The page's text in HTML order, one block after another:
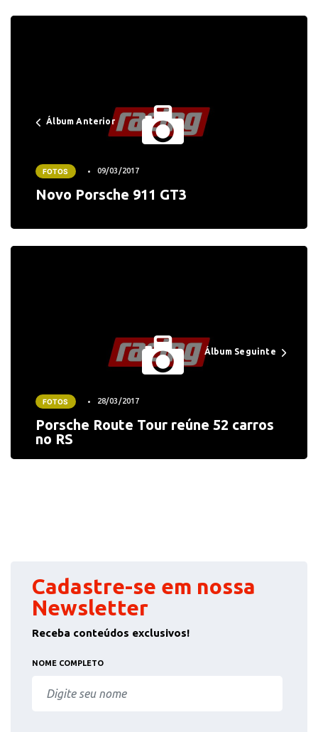
Álbum Anterior
FOTOS 09/03/2017
Novo Porsche 911 GT3
Álbum Seguinte
FOTOS 28/03/2017
Porsche Route Tour reúne 52 carros
no RS
Cadastre-se em nossa
Newsletter
Receba conteúdos exclusivos!
NOME COMPLETO